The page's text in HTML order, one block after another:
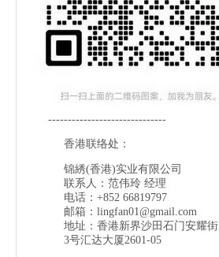
------------------------------
香港联络处：
锦綉(香港)实业有限公司
联系人：范伟玲 经理
电话：+852 66819797
邮箱： lingfan01@gmail.com
地址：香港新界沙田石门安耀街
3号汇达大厦2601-05